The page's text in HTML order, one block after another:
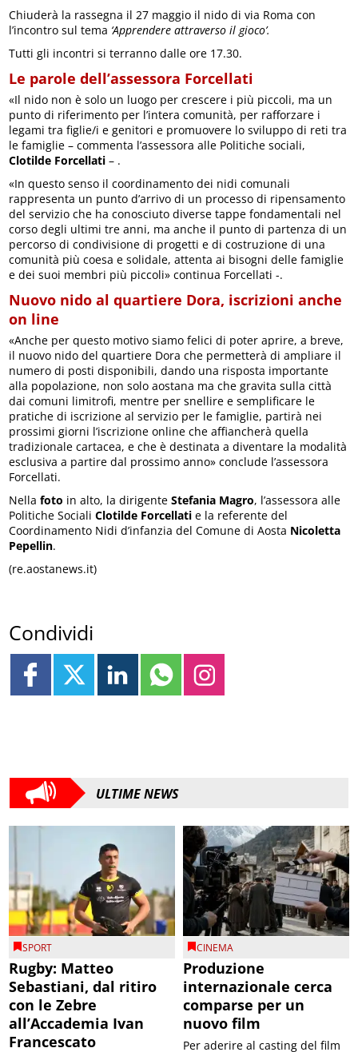
Chiuderà la rassegna il 27 maggio il nido di via Roma con
l’incontro sul tema ‘Apprendere attraverso il gioco’.
Tutti gli incontri si terranno dalle ore 17.30.
Le parole dell’assessora Forcellati
«Il nido non è solo un luogo per crescere i più piccoli, ma un
punto di riferimento per l’intera comunità, per rafforzare i
legami tra figlie/i e genitori e promuovere lo sviluppo di reti tra
le famiglie – commenta l’assessora alle Politiche sociali,
Clotilde Forcellati – .
«In questo senso il coordinamento dei nidi comunali
rappresenta un punto d’arrivo di un processo di ripensamento
del servizio che ha conosciuto diverse tappe fondamentali nel
corso degli ultimi tre anni, ma anche il punto di partenza di un
percorso di condivisione di progetti e di costruzione di una
comunità più coesa e solidale, attenta ai bisogni delle famiglie
e dei suoi membri più piccoli» continua Forcellati -.
Nuovo nido al quartiere Dora, iscrizioni anche
on line
«Anche per questo motivo siamo felici di poter aprire, a breve,
il nuovo nido del quartiere Dora che permetterà di ampliare il
numero di posti disponibili, dando una risposta importante
alla popolazione, non solo aostana ma che gravita sulla città
dai comuni limitrofi, mentre per snellire e semplificare le
pratiche di iscrizione al servizio per le famiglie, partirà nei
prossimi giorni l’iscrizione online che affiancherà quella
tradizionale cartacea, e che è destinata a diventare la modalità
esclusiva a partire dal prossimo anno» conclude l’assessora
Forcellati.
Nellafoto in alto, la dirigente Stefania Magro, l’assessora alle
Politiche Sociali Clotilde Forcellati e la referente del
Coordinamento Nidi d’infanzia del Comune di Aosta Nicoletta
Pepellin.
(re.aostanews.it)
Condividi
ULTIME NEWS
SPORT
Rugby: Matteo
Sebastiani, dal ritiro
con le Zebre
all’Accademia Ivan
Francescato
CINEMA
Produzione
internazionale cerca
comparse per un
nuovo film
Per aderire al casting del film